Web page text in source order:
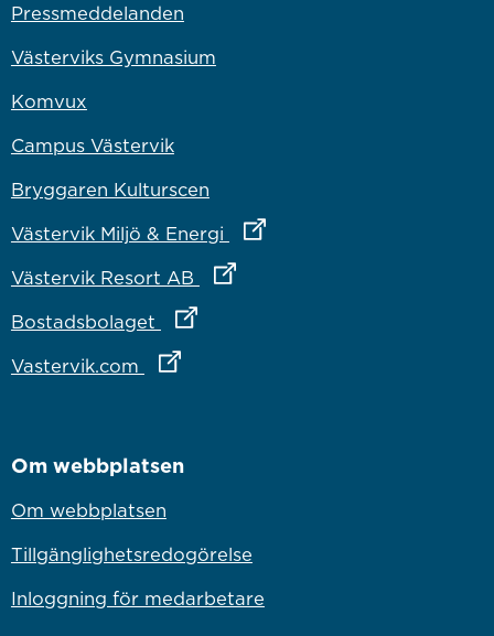
Pressmeddelanden
Västerviks Gymnasium
Komvux
Campus Västervik
Bryggaren Kulturscen
Västervik Miljö & Energi
Länk till annan webbplats
Västervik Resort AB Länk till annan webbplats
Bostadsbolaget Länk till annan webbplats
Vastervik.com Länk till annan webbplats
Om webbplatsen
Om webbplatsen
Tillgänglighetsredogörelse
Inloggning för medarbetare